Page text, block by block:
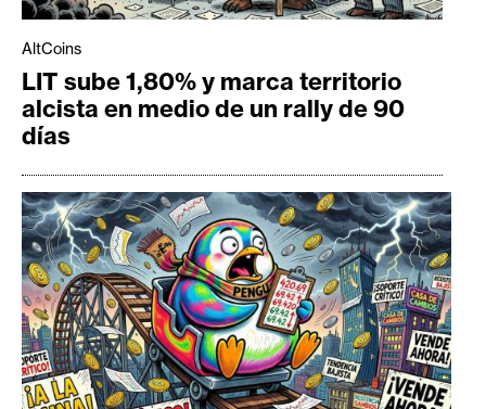
AltCoins
LIT sube 1,80% y marca territorio
alcista en medio de un rally de 90
días